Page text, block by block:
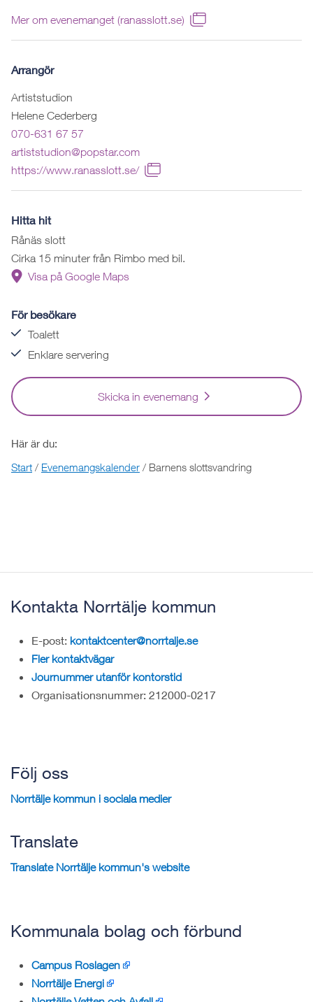
Mer om evenemanget (ranasslott.se)
Arrangör
Artiststudion
Helene Cederberg
070-631 67 57
artiststudion@popstar.com
https://www.ranasslott.se/
Hitta hit
Rånäs slott
Cirka 15 minuter från Rimbo med bil.
Visa på Google Maps
För besökare
Toalett
Enklare servering
Skicka in evenemang
Här är du:
Start / Evenemangskalender / Barnens slottsvandring
Kontakta Norrtälje kommun
E-post: kontaktcenter@norrtalje.se
Fler kontaktvägar
Journummer utanför kontorstid
Organisationsnummer: 212000-0217
Följ oss
Norrtälje kommun i sociala medier
Translate
Translate Norrtälje kommun's website
Kommunala bolag och förbund
Campus Roslagen
Norrtälje Energi